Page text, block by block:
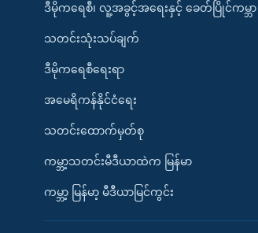
ဒီမိုကရေစီ၊ လူ့အခွင့်အရေးနှင့် ခေတ်ပြိုင်ကမ္ဘာ
သတင်းသုံးသပ်ချက်
ဒီမိုကရေစီရေးရာ
အမေရိကန်နိုင်ငံရေး
သတင်းထောက်မှတ်စု
ကမ္ဘာ့သတင်းမီဒီယာထဲက မြန်မာ
ကမ္ဘာ့ မြန်မာ့ မီဒီယာမြင်ကွင်း